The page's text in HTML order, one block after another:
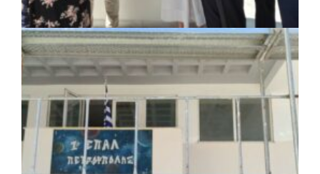
ΚΟΙΝΩΝΙΑ | 07/08/2026 · 18:01
Το Δημοτικό Κατάστημα Κουβαρά φέρει
πλέον το όνομα «Γεώργιος Πρίφτης»